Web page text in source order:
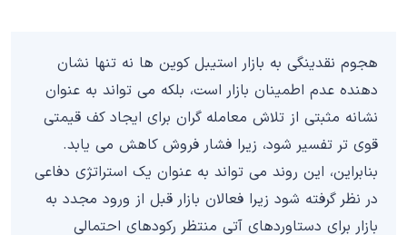
هجوم نقدینگی به بازار استیبل کوین ها نه تنها نشان
دهنده عدم اطمینان بازار است، بلکه می تواند به عنوان
نشانه مثبتی از تلاش معامله گران برای ایجاد کف قیمتی
قوی تر تفسیر شود، زیرا فشار فروش کاهش می یابد.
بنابراین، این روند می تواند به عنوان یک استراتژی دفاعی
در نظر گرفته شود زیرا فعالان بازار قبل از ورود مجدد به
بازار برای دستاوردهای آتی منتظر رکودهای احتمالی